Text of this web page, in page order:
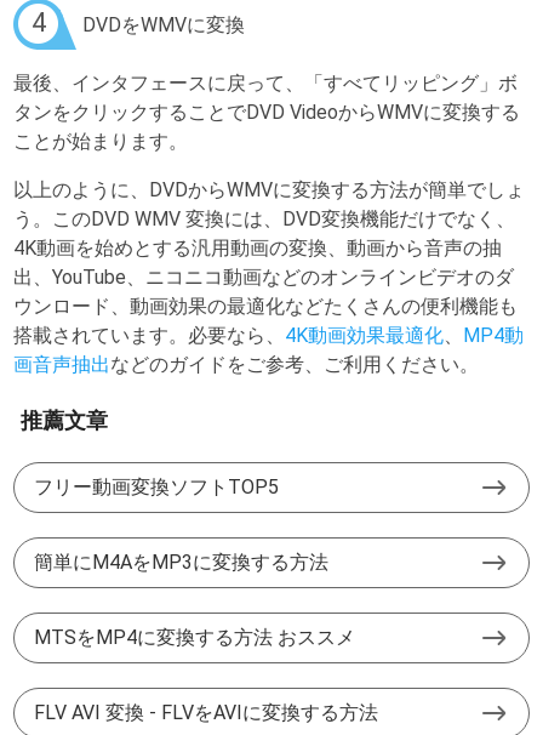
4 DVDをWMVに変換
最後、インタフェースに戻って、「すべてリッピング」ボ
タンをクリックすることでDVD VideoからWMVに変換する
ことが始まります。
以上のように、DVDからWMVに変換する方法が簡単でしょ
う。このDVD WMV 変換には、DVD変換機能だけでなく、
4K動画を始めとする汎用動画の変換、動画から音声の抽
出、YouTube、ニコニコ動画などのオンラインビデオのダ
ウンロード、動画効果の最適化などたくさんの便利機能も
搭載されています。必要なら、 4K動画効果最適化、
MP4動
画音声抽出などのガイドをご参考、ご利用ください。
推薦文章
フリー動画変換ソフトTOP5
簡単にM4AをMP3に変換する方法
MTSをMP4に変換する方法 おススメ
FLV AVI 変換 - FLVをAVIに変換する方法